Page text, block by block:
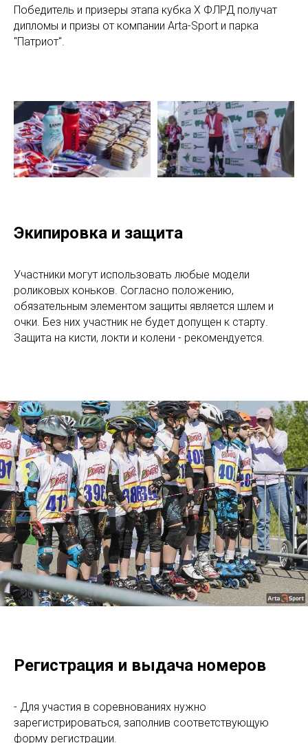
Победитель и призеры этапа кубка Х ФЛРД получат
дипломы и призы от компании Arta-Sport и парка
"Патриот".
Экипировка и защита
Участники могут использовать любые модели
роликовых коньков. Согласно положению,
обязательным элементом защиты является шлем и
очки. Без них участник не будет допущен к старту.
Защита на кисти, локти и колени - рекомендуется.
Регистрация и выдача номеров
- Для участия в соревнованиях нужно
зарегистрироваться, заполнив соответствующую
форму регистрации.